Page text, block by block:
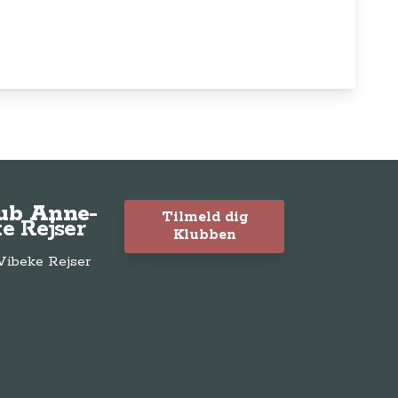
Rejser
Anne-
Tilmeld dig
Klubben